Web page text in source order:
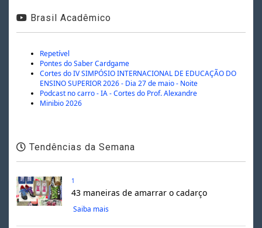
Brasil Acadêmico
Repetível
Pontes do Saber Cardgame
Cortes do IV SIMPÓSIO INTERNACIONAL DE EDUCAÇÃO DO
ENSINO SUPERIOR 2026 - Dia 27 de maio - Noite
Podcast no carro - IA - Cortes do Prof. Alexandre
Minibio 2026
Tendências da Semana
1
43 maneiras de amarrar o cadarço
Saiba mais